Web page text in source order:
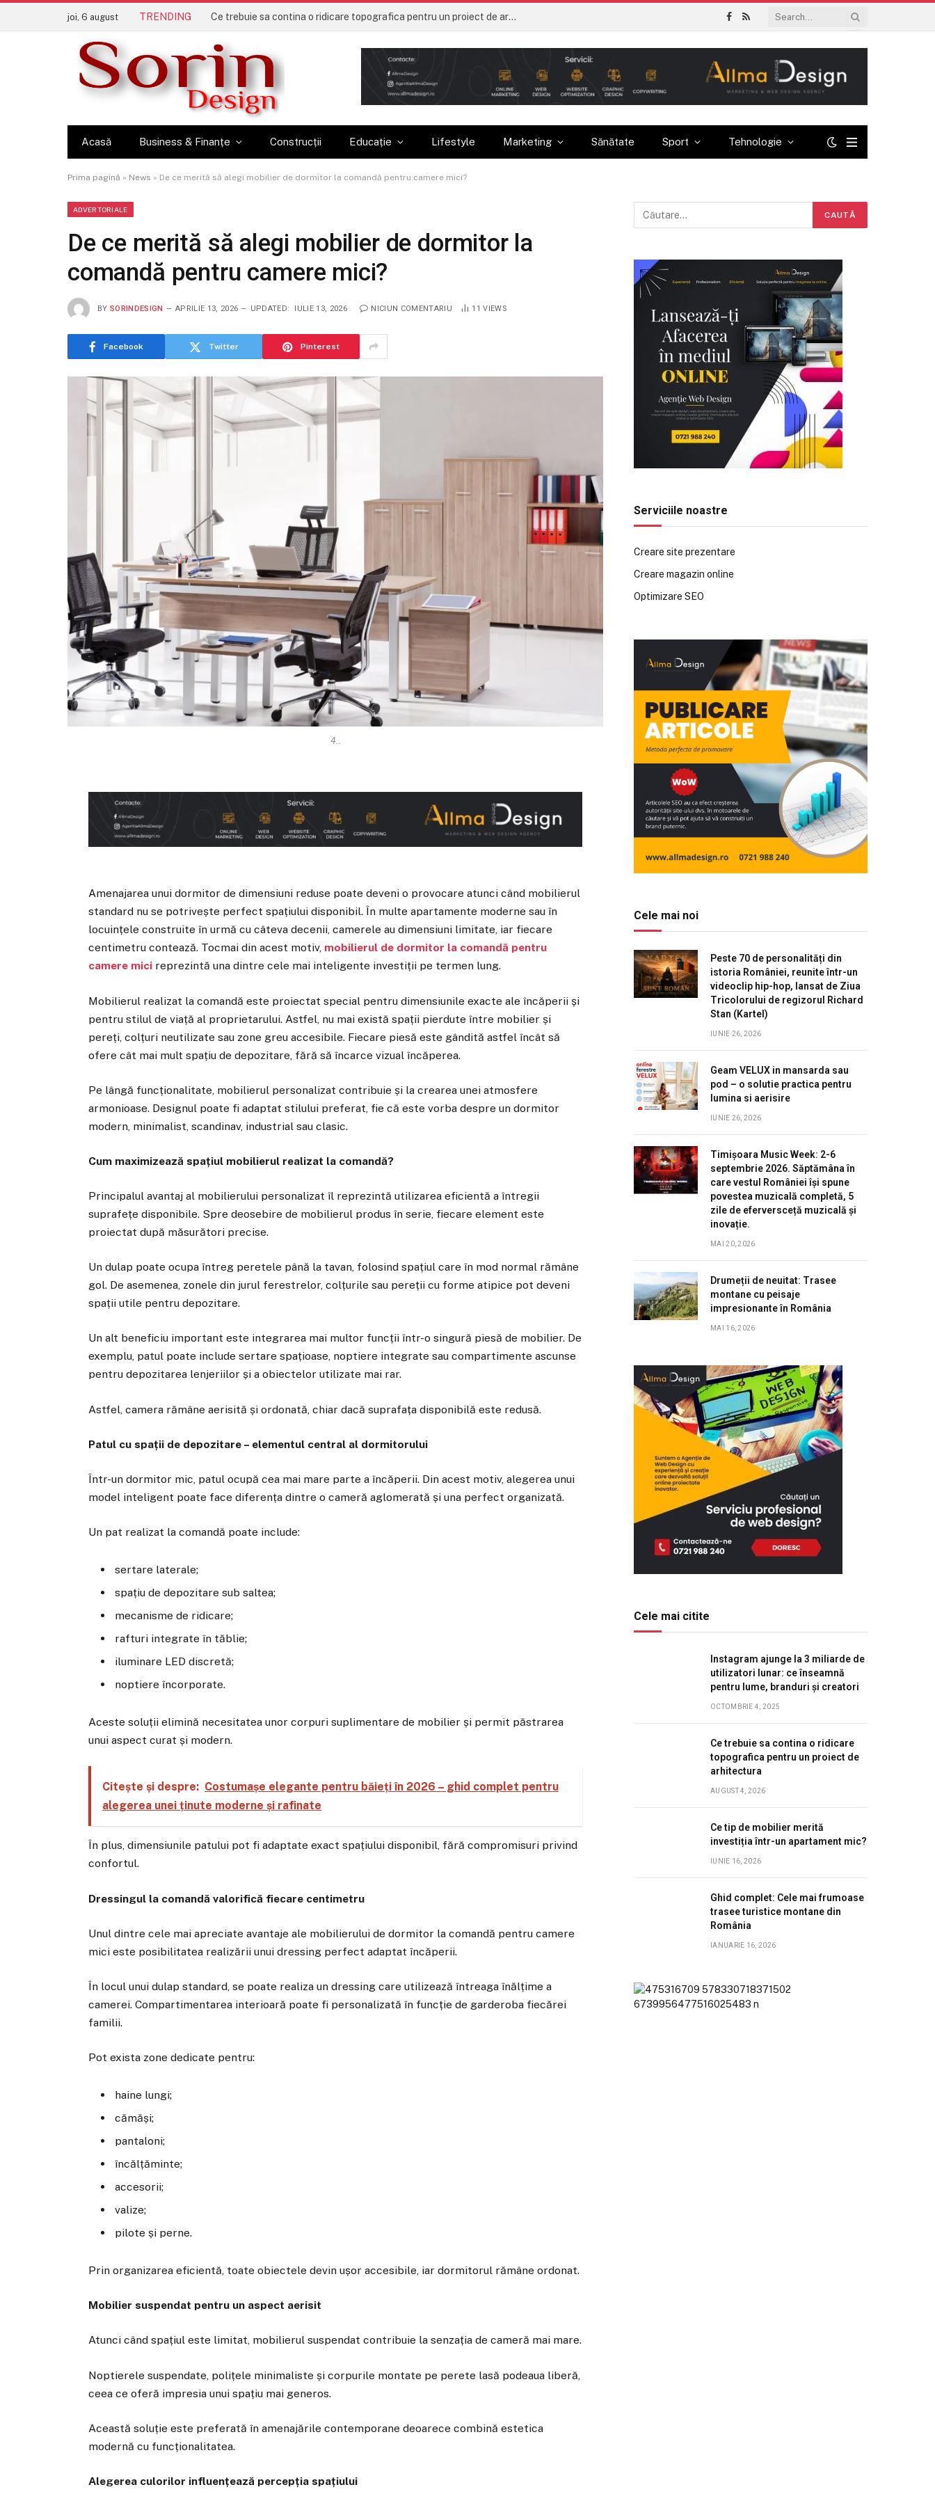
joi, 6 august TRENDING Ce trebuie sa contina o ridicare topografica pentru un proiect de arhitectura
Facebook
RSS
Acasă Business & Finanțe Construcții Educație Lifestyle Marketing Sănătate Sport Tehnologie
Prima pagină » News » De ce merită să alegi mobilier de dormitor la comandă pentru camere mici?
ADVERTORIALE
De ce merită să alegi mobilier de dormitor la
comandă pentru camere mici?
BY SORINDESIGN APRILIE 13, 2026 UPDATED: IULIE 13, 2026 NICIUN COMENTARIU 11VIEWS
Facebook Twitter Pinterest
4..
Amenajarea unui dormitor de dimensiuni reduse poate deveni o provocare atunci când mobilierul
standard nu se potrivește perfect spațiului disponibil. În multe apartamente moderne sau în
locuințele construite în urmă cu câteva decenii, camerele au dimensiuni limitate, iar fiecare
centimetru contează. Tocmai din acest motiv, mobilierul de dormitor la comandă pentru
camere mici reprezintă una dintre cele mai inteligente investiții pe termen lung.
Mobilierul realizat la comandă este proiectat special pentru dimensiunile exacte ale încăperii și
pentru stilul de viață al proprietarului. Astfel, nu mai există spații pierdute între mobilier și
pereți, colțuri neutilizate sau zone greu accesibile. Fiecare piesă este gândită astfel încât să
ofere cât mai mult spațiu de depozitare, fără să încarce vizual încăperea.
Pe lângă funcționalitate, mobilierul personalizat contribuie și la crearea unei atmosfere
armonioase. Designul poate fi adaptat stilului preferat, fie că este vorba despre un dormitor
modern, minimalist, scandinav, industrial sau clasic.
Cum maximizează spațiul mobilierul realizat la comandă?
Principalul avantaj al mobilierului personalizat îl reprezintă utilizarea eficientă a întregii
suprafețe disponibile. Spre deosebire de mobilierul produs în serie, fiecare element este
proiectat după măsurători precise.
Un dulap poate ocupa întreg peretele până la tavan, folosind spațiul care în mod normal rămâne
gol. De asemenea, zonele din jurul ferestrelor, colțurile sau pereții cu forme atipice pot deveni
spații utile pentru depozitare.
Un alt beneficiu important este integrarea mai multor funcții într-o singură piesă de mobilier. De
exemplu, patul poate include sertare spațioase, noptiere integrate sau compartimente ascunse
pentru depozitarea lenjeriilor și a obiectelor utilizate mai rar.
Astfel, camera rămâne aerisită și ordonată, chiar dacă suprafața disponibilă este redusă.
Patul cu spații de depozitare – elementul central al dormitorului
Într-un dormitor mic, patul ocupă cea mai mare parte a încăperii. Din acest motiv, alegerea unui
model inteligent poate face diferența dintre o cameră aglomerată și una perfect organizată.
Un pat realizat la comandă poate include:
sertare laterale;
spațiu de depozitare sub saltea;
mecanisme de ridicare;
rafturi integrate în tăblie;
iluminare LED discretă;
noptiere încorporate.
Aceste soluții elimină necesitatea unor corpuri suplimentare de mobilier și permit păstrarea
unui aspect curat și modern.
Citește și despre: Costumașe elegante pentru băieți în 2026 – ghid complet pentru
alegerea unei ținute moderne și rafinate
În plus, dimensiunile patului pot fi adaptate exact spațiului disponibil, fără compromisuri privind
confortul.
Dressingul la comandă valorifică fiecare centimetru
Unul dintre cele mai apreciate avantaje ale mobilierului de dormitor la comandă pentru camere
mici este posibilitatea realizării unui dressing perfect adaptat încăperii.
În locul unui dulap standard, se poate realiza un dressing care utilizează întreaga înălțime a
camerei. Compartimentarea interioară poate fi personalizată în funcție de garderoba fiecărei
familii.
Pot exista zone dedicate pentru:
haine lungi;
cămăși;
pantaloni;
încălțăminte;
accesorii;
valize;
pilote și perne.
Prin organizarea eficientă, toate obiectele devin ușor accesibile, iar dormitorul rămâne ordonat.
Mobilier suspendat pentru un aspect aerisit
Atunci când spațiul este limitat, mobilierul suspendat contribuie la senzația de cameră mai mare.
Noptierele suspendate, polițele minimaliste și corpurile montate pe perete lasă podeaua liberă,
ceea ce oferă impresia unui spațiu mai generos.
Această soluție este preferată în amenajările contemporane deoarece combină estetica
modernă cu funcționalitatea.
Alegerea culorilor influențează percepția spațiului
Serviciile noastre
Creare site prezentare
Creare magazin online
Optimizare SEO
Cele mai noi
Peste 70 de personalități din
istoria României, reunite într-un
videoclip hip-hop, lansat de Ziua
Tricolorului de regizorul Richard
Stan (Kartel)
IUNIE 26, 2026
Geam VELUX in mansarda sau
pod – o solutie practica pentru
lumina si aerisire
IUNIE 26, 2026
Timișoara Music Week: 2-6
septembrie 2026. Săptămâna în
care vestul României își spune
povestea muzicală completă, 5
zile de eferversceță muzicală și
inovație.
MAI 20, 2026
Drumeții de neuitat: Trasee
montane cu peisaje
impresionante în România
MAI 16, 2026
Cele mai citite
Instagram ajunge la 3 miliarde de
utilizatori lunar: ce înseamnă
pentru lume, branduri și creatori
OCTOMBRIE 4, 2025
Ce trebuie sa contina o ridicare
topografica pentru un proiect de
arhitectura
AUGUST 4, 2026
Ce tip de mobilier merită
investiția într-un apartament mic?
IUNIE 16, 2026
Ghid complet: Cele mai frumoase
trasee turistice montane din
România
IANUARIE 16, 2026